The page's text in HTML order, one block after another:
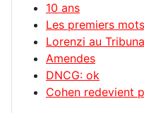
10 ans
Les premiers
Lorenzi au
Amendes
DNCG: ok
Cohen redevient